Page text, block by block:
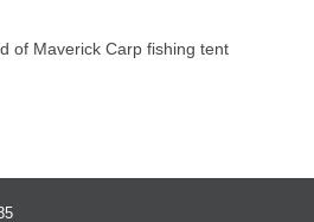
of Maverick Carp fishing tent